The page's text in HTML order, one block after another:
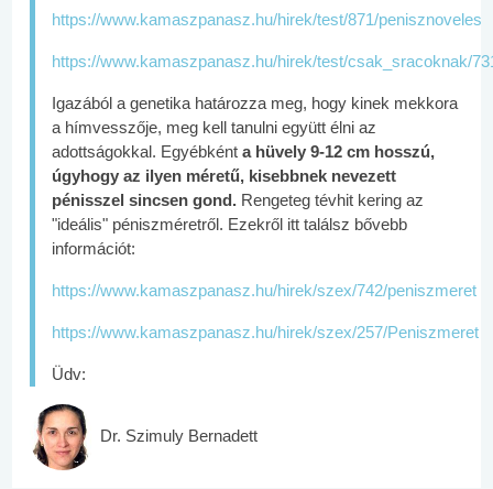
https://www.kamaszpanasz.hu/hirek/test/871/penisznoveles
https://www.kamaszpanasz.hu/hirek/test/csak_sracoknak/
Igazából a genetika határozza meg, hogy kinek mekkora
a hímvesszője, meg kell tanulni együtt élni az
adottságokkal. Egyébként a hüvely 9-12 cm hosszú,
úgyhogy az ilyen méretű, kisebbnek nevezett
pénisszel sincsen gond. Rengeteg tévhit kering az
"ideális" péniszméretről. Ezekről itt találsz bővebb
információt:
https://www.kamaszpanasz.hu/hirek/szex/742/peniszmeret
https://www.kamaszpanasz.hu/hirek/szex/257/Peniszmeret
Üdv:
Dr. Szimuly Bernadett